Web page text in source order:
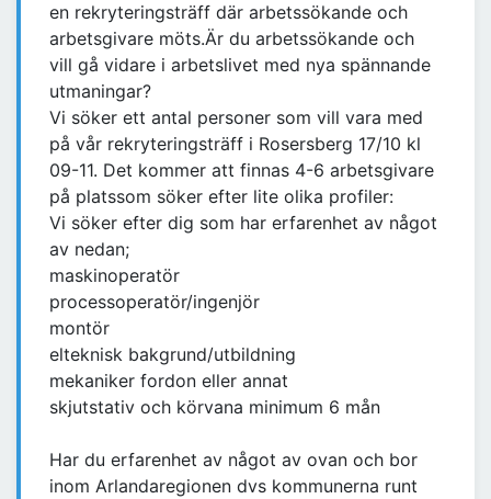
en rekryteringsträff där arbetssökande och
arbetsgivare möts.Är du arbetssökande och
vill gå vidare i arbetslivet med nya spännande
utmaningar?
Vi söker ett antal personer som vill vara med
på vår rekryteringsträff i Rosersberg 17/10 kl
09-11. Det kommer att finnas 4-6 arbetsgivare
på platssom söker efter lite olika profiler:
Vi söker efter dig som har erfarenhet av något
av nedan;
maskinoperatör
processoperatör/ingenjör
montör
elteknisk bakgrund/utbildning
mekaniker fordon eller annat
skjutstativ och körvana minimum 6 mån
Har du erfarenhet av något av ovan och bor
inom Arlandaregionen dvs kommunerna runt